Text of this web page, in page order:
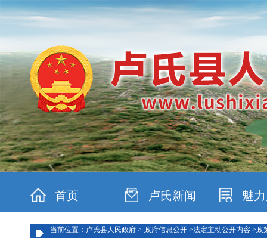
首页 卢氏新闻 魅
当前位置：卢氏县人民政府 > 政府信息公开 >法定主动公开内容 >政